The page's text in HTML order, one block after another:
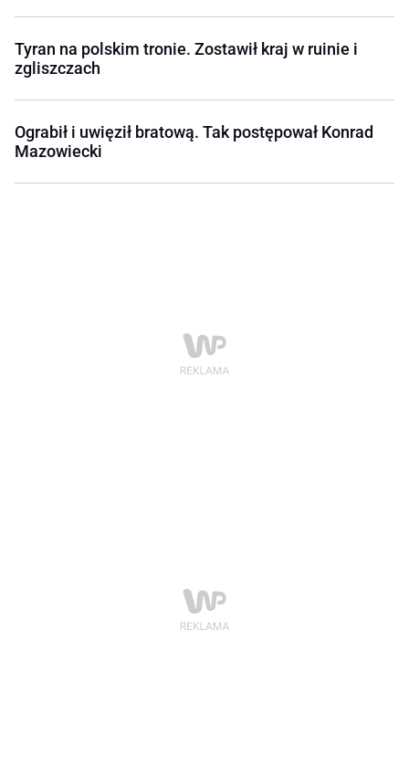
Tyran na polskim tronie. Zostawił kraj w ruinie i
zgliszczach
Ograbił i uwięził bratową. Tak postępował Konrad
Mazowiecki